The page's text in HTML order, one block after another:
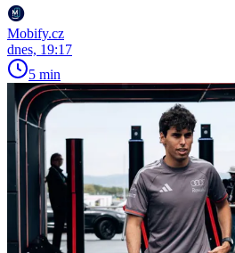
Mobify.cz
dnes, 19:17
5 min